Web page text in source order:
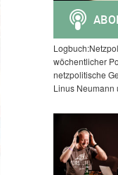
wöchentlicher
netzpolitische
Linus Neumann